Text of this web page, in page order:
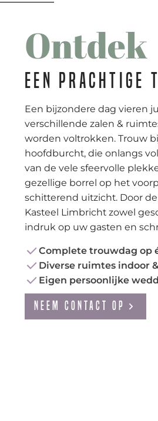
Ontdek
Een prachtige
Een bijzondere dag vieren
verschillende zalen &
worden voltrokken. Trouw
hoofdburcht, die onlangs
van de vele sfeervolle
gezellige borrel op het
schitterend uitzicht. Door
Kasteel Limbricht zowel
indruk op uw gasten en
Complete trouwdag op
Diverse ruimtes indoor
Eigen persoonlijke
Neem contact op